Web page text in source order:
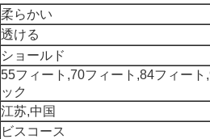
柔らかい
透ける
ショールド
55フィート,70フィート,84フィート
ック
江苏,中国
ビスコース